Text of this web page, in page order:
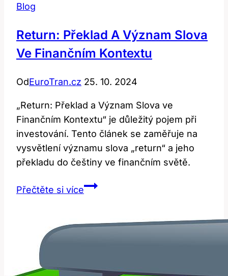
Blog
Return: Překlad A Význam Slova
Ve Finančním Kontextu
OdEuroTran.cz 25. 10. 2024
„Return: Překlad a Význam Slova ve
Finančním Kontextu“ je důležitý pojem při
investování. Tento článek se zaměřuje na
vysvětlení významu slova „return“ a jeho
překladu do češtiny ve finančním světě.
Přečtěte si víceReturn:
význam
finančním